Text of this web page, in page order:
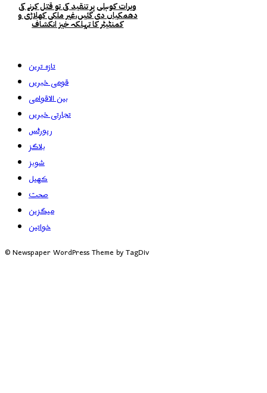
ویرات کوہلی پر تنقید کی تو قتل کرنے کی
دھمکیاں دی گئیں،غیر ملکی کھلاڑی و
کمنٹیٹر کا تہلکہ خیز انکشاف
تازہ ترین
قومی خبریں
بین الاقوامی
تجارتی خبریں
رپورٹس
بلاگز
شوبز
کھیل
صحت
میگزین
خواتین
© Newspaper WordPress Theme by TagDiv